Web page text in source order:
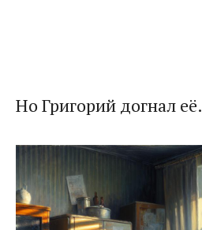
Но Григорий догнал её.